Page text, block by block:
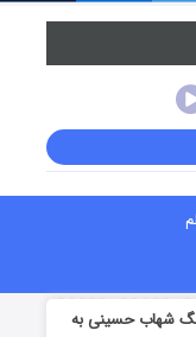
شهاب حسینی به